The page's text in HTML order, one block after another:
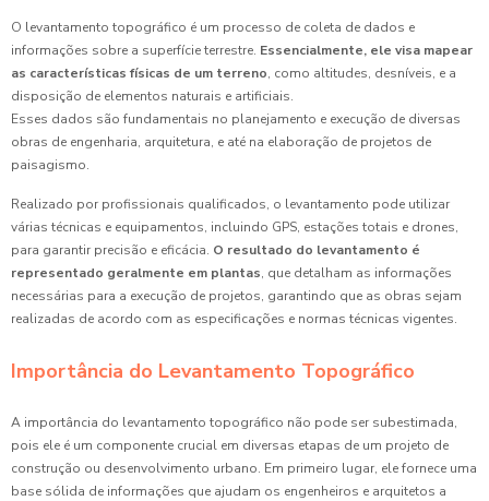
O levantamento topográfico é um processo de coleta de dados e
informações sobre a superfície terrestre. Essencialmente, ele visa mapear
as características físicas de um terreno, como altitudes, desníveis, e a
disposição de elementos naturais e artificiais.
Esses dados são fundamentais no planejamento e execução de diversas
obras de engenharia, arquitetura, e até na elaboração de projetos de
paisagismo.
Realizado por profissionais qualificados, o levantamento pode utilizar
várias técnicas e equipamentos, incluindo GPS, estações totais e drones,
para garantir precisão e eficácia. O resultado do levantamento é
representado geralmente em plantas, que detalham as informações
necessárias para a execução de projetos, garantindo que as obras sejam
realizadas de acordo com as especificações e normas técnicas vigentes.
Importância do Levantamento Topográfico
A importância do levantamento topográfico não pode ser subestimada,
pois ele é um componente crucial em diversas etapas de um projeto de
construção ou desenvolvimento urbano. Em primeiro lugar, ele fornece uma
base sólida de informações que ajudam os engenheiros e arquitetos a